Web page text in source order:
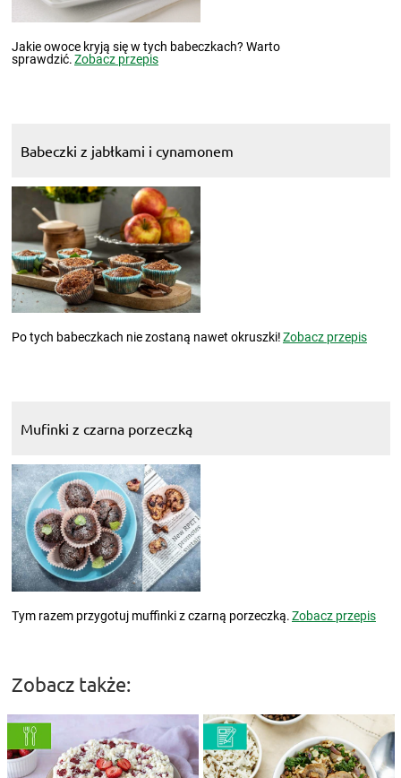
Jakie owoce kryją się w tych babeczkach? Warto
sprawdzić.Zobacz przepis
Babeczki z jabłkami i cynamonem
Po tych babeczkach nie zostaną nawet okruszki!Zobacz przepis
Mufinki z czarna porzeczką
Tym razem przygotuj muffinki z czarną porzeczką.Zobacz przepis
Zobacz także: